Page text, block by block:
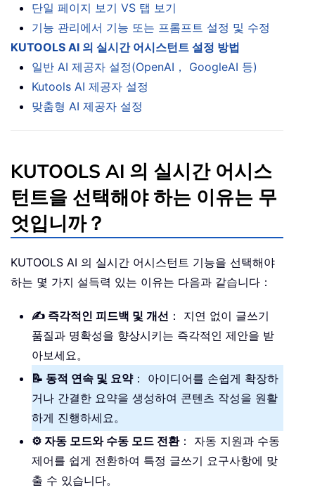
단일 페이지 보기 VS 탭 보기
기능 관리에서 기능 또는 프롬프트 설정 및 수정
KUTOOLS AI 의 실시간 어시스턴트 설정 방법
일반 AI 제공자 설정(OpenAI， GoogleAI 등)
Kutools AI 제공자 설정
맞춤형 AI 제공자 설정
KUTOOLS AI 의 실시간 어시스
턴트을 선택해야 하는 이유는 무
엇입니까？
KUTOOLS AI 의 실시간 어시스턴트 기능을 선택해야
하는 몇 가지 설득력 있는 이유는 다음과 같습니다：
✍️ 즉각적인 피드백 및 개선 ： 지연 없이 글쓰기
품질과 명확성을 향상시키는 즉각적인 제안을 받
아보세요。
📝 동적 연속 및 요약： 아이디어를 손쉽게 확장하
거나 간결한 요약을 생성하여 콘텐츠 작성을 원활
하게 진행하세요。
⚙️ 자동 모드와 수동 모드 전환： 자동 지원과 수동
제어를 쉽게 전환하여 특정 글쓰기 요구사항에 맞
출 수 있습니다。